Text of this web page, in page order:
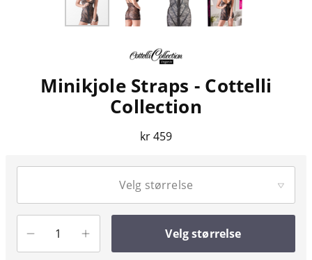
Minikjole Straps - Cottelli
Collection
kr 459
Velg størrelse
Velg størrelse